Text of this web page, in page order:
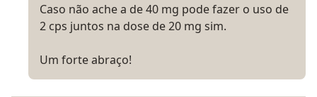
Caso não ache a de 40 mg pode fazer o uso de
2 cps juntos na dose de 20 mg sim.
Um forte abraço!